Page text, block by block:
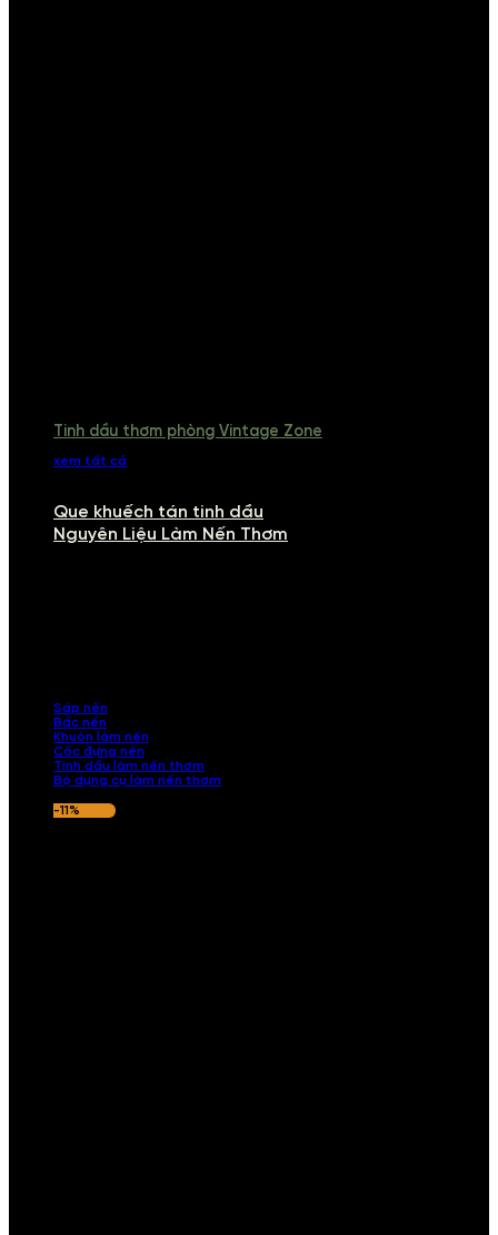
Tinh dầu thơm phòng Vintage Zone
xem tất cả
Que khuếch tán tinh dầu
Nguyên Liệu Làm Nến Thơm
Sáp nến
Bấc nến
Khuôn làm nến
Cốc đựng nến
Tinh dầu làm nến thơm
Bộ dụng cụ làm nến thơm
-11%